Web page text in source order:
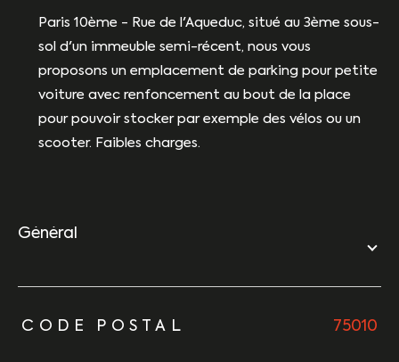
Paris 10ème - Rue de l'Aqueduc, situé au 3ème sous-
sol d'un immeuble semi-récent, nous vous
proposons un emplacement de parking pour petite
voiture avec renfoncement au bout de la place
pour pouvoir stocker par exemple des vélos ou un
scooter. Faibles charges.
général
TRAD_ZEPHYR_Caracteristique TRAD_ZEPHYR_Valeurs
CODE POSTAL 75010